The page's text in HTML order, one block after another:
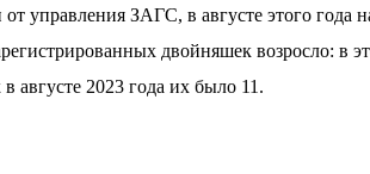
управления ЗАГС, в августе этого года
двойняшек возросло: в
августе 2023 года их было 11.